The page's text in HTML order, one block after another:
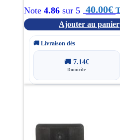
Note 4.86 sur 5 40.00€
Ajouter au panier
🚚 Livraison dès
🚚 7.14€
Domicile